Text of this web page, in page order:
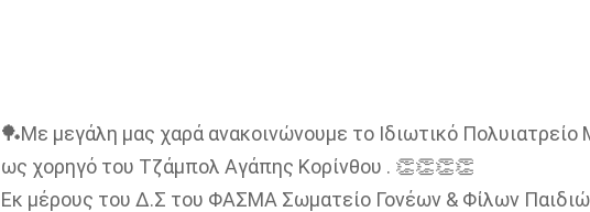
🏓Με μεγάλη μας χαρά ανακοινώνουμε το Ιδιωτικό
ως χορηγό του Τζάμπολ Αγάπης Κορίνθου . 👏👏👏👏
Εκ μέρους του Δ.Σ του ΦΑΣΜΑ Σωματείο Γονέων & Φίλων